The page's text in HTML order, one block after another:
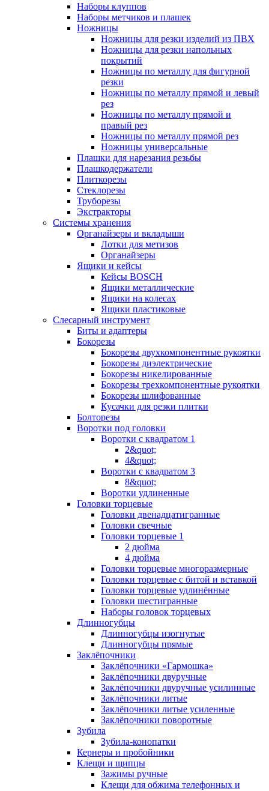
Наборы клуппов
Наборы метчиков и плашек
Ножницы
Ножницы для резки изделий из ПВХ
Ножницы для резки напольных
покрытий
Ножницы по металлу для фигурной
резки
Ножницы по металлу прямой и левый
рез
Ножницы по металлу прямой и
правый рез
Ножницы по металлу прямой рез
Ножницы универсальные
Плашки для нарезания резьбы
Плашкодержатели
Плиткорезы
Стеклорезы
Труборезы
Экстракторы
Системы хранения
Органайзеры и вкладыши
Лотки для метизов
Органайзеры
Ящики и кейсы
Кейсы BOSCH
Ящики металлические
Ящики на колесах
Ящики пластиковые
Слесарный инструмент
Биты и адаптеры
Бокорезы
Бокорезы двухкомпонентные рукоятки
Бокорезы диэлектрические
Бокорезы никелированные
Бокорезы трехкомпонентные рукоятки
Бокорезы шлифованные
Кусачки для резки плитки
Болторезы
Воротки под головки
Воротки с квадратом 1
2&quot;
4&quot;
Воротки с квадратом 3
8&quot;
Воротки удлиненные
Головки торцевые
Головки двенадцатигранные
Головки свечные
Головки торцевые 1
2 дюйма
4 дюйма
Головки торцевые многоразмерные
Головки торцевые с битой и вставкой
Головки торцевые удлинённые
Головки шестигранные
Наборы головок торцевых
Длинногубцы
Длинногубцы изогнутые
Длинногубцы прямые
Заклёпочники
Заклёпочники «Гармошка»
Заклёпочники двуручные
Заклёпочники двуручные усилинные
Заклёпочники литые
Заклёпочники литые усиленные
Заклёпочники поворотные
Зубила
Зубила-конопатки
Кернеры и пробойники
Клещи и щипцы
Зажимы ручные
Клещи для обжима телефонных и